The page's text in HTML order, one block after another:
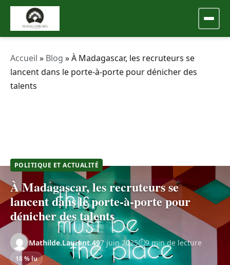
Accueil » Blog »À Madagascar, les recruteurs se
lancent dans le porte-à-porte pour dénicher des
talents
POLITIQUE ET ACTUALITÉ
À Madagascar, les recruteurs se
lancent dans le porte-à-porte pour
dénicher des talents
Mathilde.Laurent.497 juin 2025 9 min de lecture
18 % lu